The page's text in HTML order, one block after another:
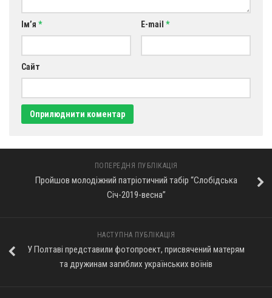
Ім’я * E-mail *
Сайт
ПОПЕРЕДНЯ ПУБЛІКАЦІЯ
Пройшов молодіжний патріотичний табір “Слобідська
Січ-2019-весна”
НАСТУПНА ПУБЛІКАЦІЯ
У Полтаві представили фотопроект, присвячений матерям
та дружинам загиблих українських воїнів